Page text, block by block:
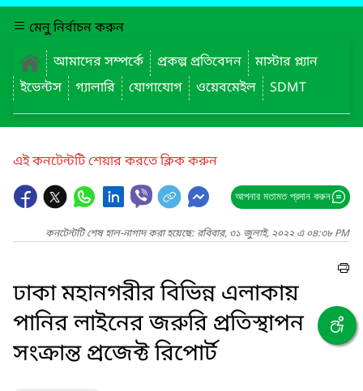
মেনু নির্বাচন করুন
আমাদের সম্পর্কে
প্রকল্প প্রতিবেদন
মাস্টার প্ল্যান
ইভেন্টস
গ্যালারি যোগাযোগ ওয়েবমেইল SDMT
এই কনটেন্টটি শেয়ার করতে ক্লিক করুন
আপনার মতামত প্রদান করুন
কনটেন্টটি শেষ হাল-নাগাদ করা হয়েছে: রবিবার, ৩১ জুলাই, ২০২২ এ ০৪:৩৮ PM
ঢাকা মহানগরীর বিভিন্ন এলাকায়
পানির লাইনের জরুরি প্রতিস্থাপন
সংক্রান্ত প্রজেক্ট রিপোর্ট